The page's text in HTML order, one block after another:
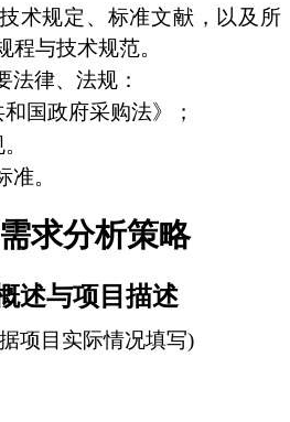
术规定、标准文献，以及所
程与技术规范。
法律、法规：
国政府采购法》；
准。
求分析策略
述与项目描述
项目实际情况填写)